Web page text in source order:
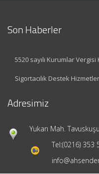
Son Haberler
5520 sayılı Kurumlar
Sigortacılık Destek
Adresimiz
Yukarı Mah.
Tel:(0216) 353